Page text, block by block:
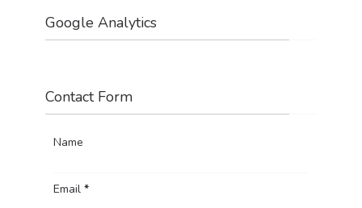
Google Analytics
Contact Form
Name
Email*